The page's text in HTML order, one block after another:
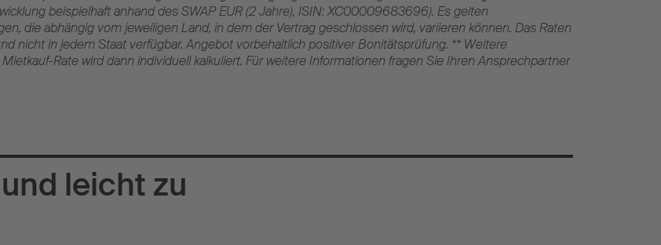
beispielhaft anhand des SWAP EUR (2 Jahre), ISIN: XC00009683696). Es gelten
die abhängig vom jeweiligen Land, in dem der Vertrag geschlossen wird, variieren können. Das Raten
nicht in jedem Staat verfügbar. Angebot vorbehaltlich positiver Bonitätsprüfung. ** Weitere
Rate wird dann individuell kalkuliert. Für weitere Informationen fragen Sie Ihren Ansprechpartner
leicht zu